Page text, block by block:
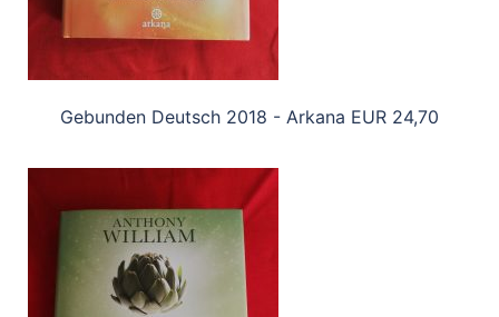
Gebunden Deutsch 2018 - Arkana EUR 24,70